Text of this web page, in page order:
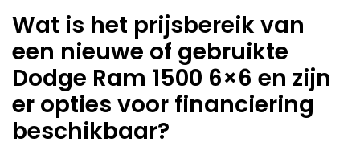
Wat is het prijsbereik van
een nieuwe of gebruikte
Dodge Ram 1500 6×6 en zijn
er opties voor financiering
beschikbaar?